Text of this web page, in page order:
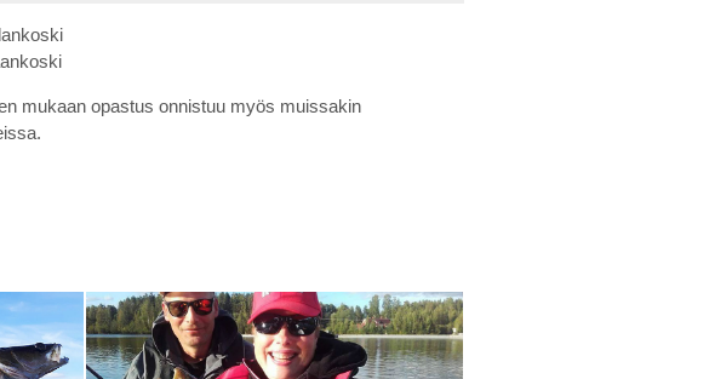
mukaan opastus onnistuu myös muissakin